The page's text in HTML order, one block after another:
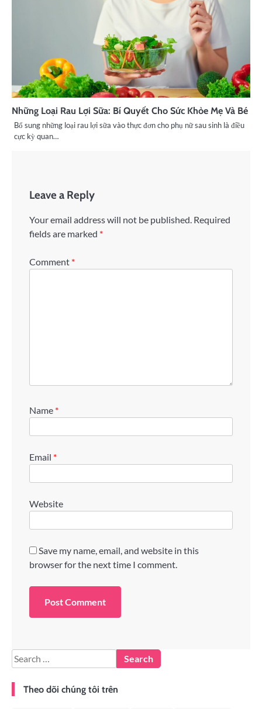
Những Loại Rau Lợi Sữa: Bí Quyết Cho Sức Khỏe Mẹ Và Bé
Bổ sung những loại rau lợi sữa vào thực đơn cho phụ nữ sau sinh là điều
cực kỳ quan…
Leave a Reply
Your email address will not be published. Required
fields are marked *
Comment *
Name *
Email *
Website
Save my name, email, and website in this
browser for the next time I comment.
Theo dõi chúng tôi trên